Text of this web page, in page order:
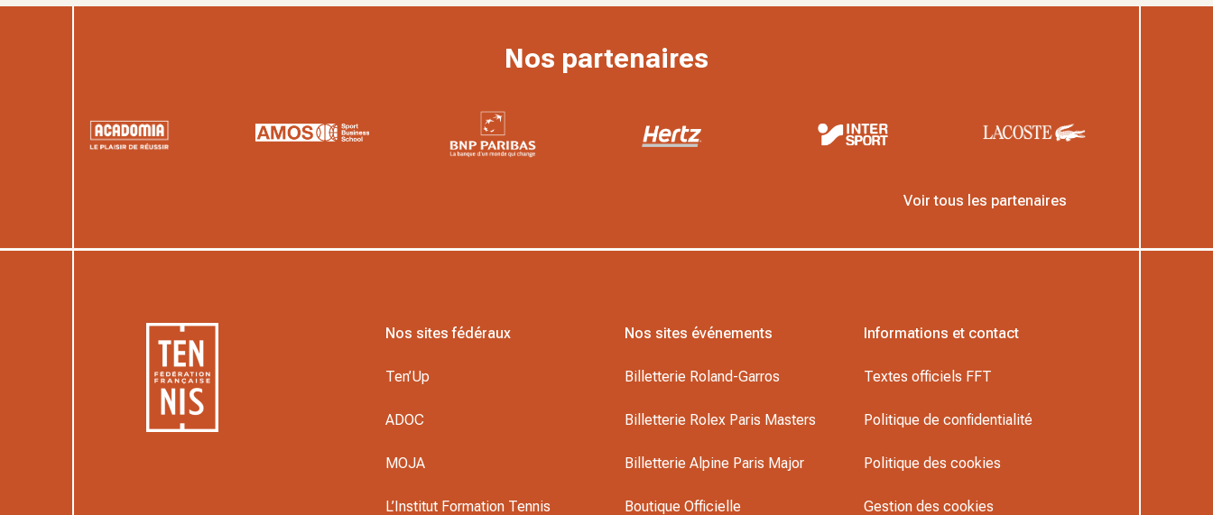
Nos partenaires
Voir tous les partenaires
Nos sites fédéraux
Ten’Up
ADOC
MOJA
L’Institut Formation Tennis
Nos sites événements
Billetterie Roland-Garros
Billetterie Rolex Paris Masters
Billetterie Alpine Paris Major
Boutique Officielle
Informations et contact
Textes officiels FFT
Politique de confidentialité
Politique des cookies
Gestion des cookies